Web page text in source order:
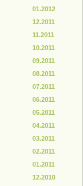
01.2012
12.2011
11.2011
10.2011
09.2011
08.2011
07.2011
06.2011
05.2011
04.2011
03.2011
02.2011
01.2011
12.2010